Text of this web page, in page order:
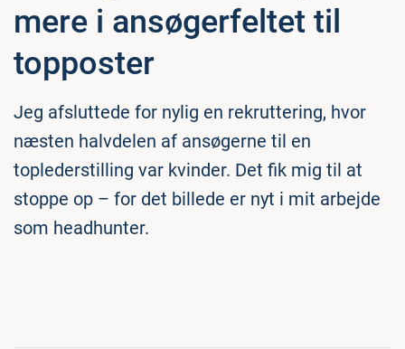
mere i an­sø­ger­fel­tet til
topposter
Jeg afsluttede for nylig en rekruttering, hvor
næsten halvdelen af ansøgerne til en
toplederstilling var kvinder. Det fik mig til at
stoppe op – for det billede er nyt i mit arbejde
som headhunter.